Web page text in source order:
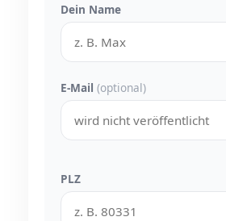
Dein Name
E-Mail (optional)
PLZ